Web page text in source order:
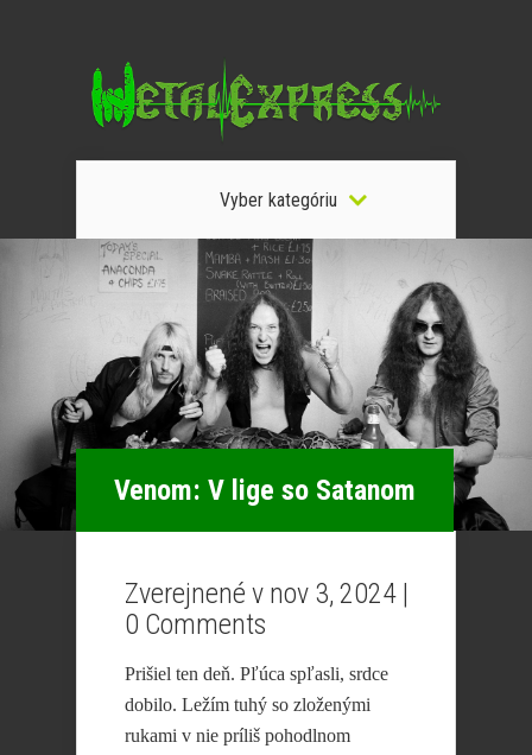
Vyber kategóriu
Venom: V lige so Satanom
Zverejnené v nov 3, 2024 |
0 Comments
Prišiel ten deň. Pľúca spľasli, srdce
dobilo. Ležím tuhý so zloženými
rukami v nie príliš pohodlnom